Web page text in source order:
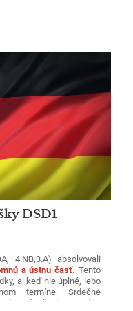
DSD1
4.NB,3.A) absolvovali
a ústnu časť. Tento
aj keď nie úplné, lebo
termíne. Srdečne
,ale aj ostatným,